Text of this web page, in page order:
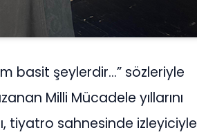
basit şeylerdir…” sözleriyle
Milli Mücadele yıllarını
tiyatro sahnesinde izleyiciyle